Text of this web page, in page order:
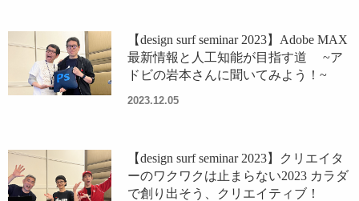
【design surf seminar 2023】Adobe MAX
最新情報と人工知能が目指す道 ~ア
ドビの岩本さんに聞いてみよう！~
2023.12.05
【design surf seminar 2023】クリエイタ
ーのワクワクは止まらない2023 カラダ
で創り出そう、クリエイティブ！